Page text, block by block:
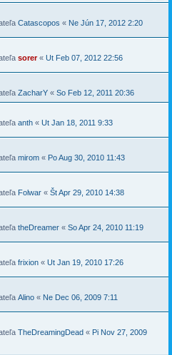
Catascopos « Ne Jún 17, 2012 2:20
sorer« Ut Feb 07, 2012 22:56
ZacharY « So Feb 12, 2011 20:36
anth « Ut Jan 18, 2011 9:33
mirom « Po Aug 30, 2010 11:43
Folwar « Št Apr 29, 2010 14:38
theDreamer « So Apr 24, 2010 11:19
frixion « Ut Jan 19, 2010 17:26
Alino « Ne Dec 06, 2009 7:11
TheDreamingDead « Pi Nov 27, 2009